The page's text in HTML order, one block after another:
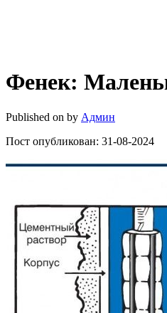
Фенек:
Published on by Админ
Пост опубликован: 31-08-2024